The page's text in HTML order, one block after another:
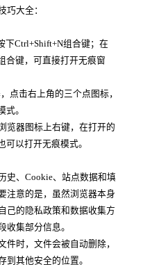
巧大全：
下Ctrl+Shift+N组合键；在
合键，可直接打开无痕窗
点击右上角的三个点图标，
式。
览器图标上右键，在打开的
可以打开无痕模式。
史、Cookie、站点数据和填
注意的是，虽然浏览器本身
己的隐私政策和数据收集方
收集部分信息。
件时，文件会被自动删除，
到其他安全的位置。